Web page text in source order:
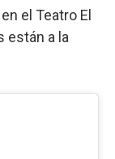
el Teatro El
están a la